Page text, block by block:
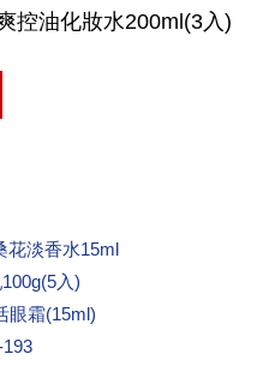
花淡香水15ml
入)
眼霜(15ml)
193